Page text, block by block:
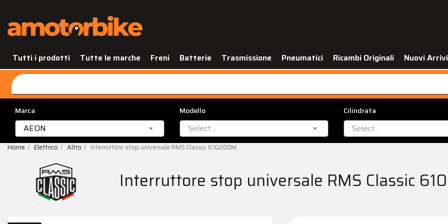
Tutti i prodotti Tutte le marche Freni Batterie Trasmissione Pneumatici Ricambi Originali Nuovi Arrivi
Marca
AEON
Modello
Select...
Cilindrata
Select...
Home Elettrico Altro Interruttore stop universale RMS Classic 610200M
Interruttore stop universale RMS Classic